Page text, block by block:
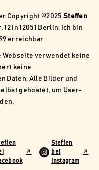
Copyright ©2025 Steffen
in 12051 Berlin. Ich bin
erreichbar.
Webseite verwendet keine
keine
Daten. Alle Bilder und
gehostet, um User-
Steffen
bei
Instagram